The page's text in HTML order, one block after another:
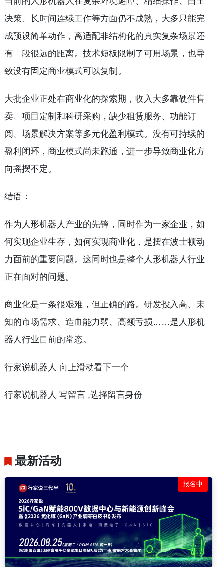
决策、长时间连续工作等方面仍不成熟，大多只能完
成预设简单动作，离适配非结构化的真实复杂场景还
有一段很远的距离。技术短板限制了可用场景，也导
致没有固定商业模式可以复制。
大批企业正处在商业化的探索期，收入大多靠硬件售
卖、项目定制和科研采购，缺少租赁服务、功能订
阅、场景解决方案等多元化盈利模式。没有可持续的
盈利闭环，商业模式尚未跑通，进一步导致商业化方
向摇摆不定。
结语：
作为人形机器人产业的先锋，同时作为一家企业，如
何实现企业生存，如何实现商业化，是摆在波士顿动
力面前的重要问题。这同时也是整个人形机器人行业
正在面对的问题。
商业化是一条很艰难，但正确的路。研发投入高、未
知的市场需求、造血能力弱、高额亏损……是人形机
器人行业目前的常态。
行家说机器人 向上滑动看下一个
行家说机器人 写留言 ,选择留言身份
最新活动
报名中